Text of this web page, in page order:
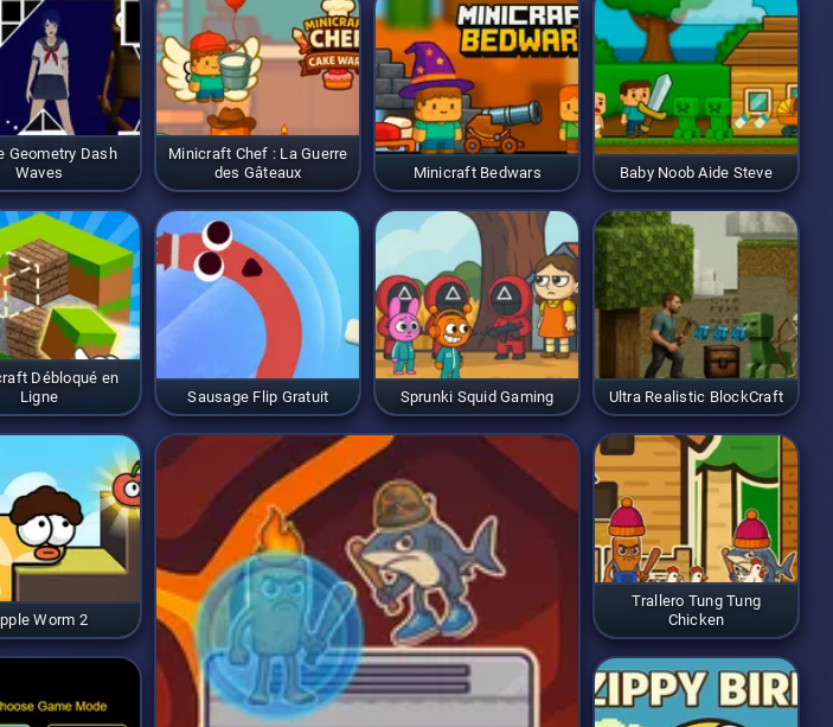
exige des réactions plus rapides et ne laisse aucune
captivante qui vous incitera à revenir pour battre votre
Geometry Dash
Waves
Minicraft Chef : La Guerre
des Gâteaux
Minicraft Bedwars Baby Noob Aide Steve
Débloqué en
Ligne
Sausage Flip Gratuit Sprunki Squid Gaming Ultra Realistic BlockCraft
Worm 2
Trallero Tung Tung
Chicken